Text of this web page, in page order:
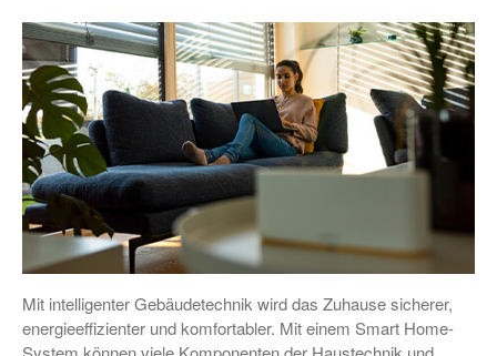
Mit intelligenter Gebäudetechnik wird das Zuhause sicherer,
energieeffizienter und komfortabler. Mit einem Smart Home-